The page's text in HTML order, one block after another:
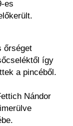
es
őrséget
így
a pincéből.
Nándor